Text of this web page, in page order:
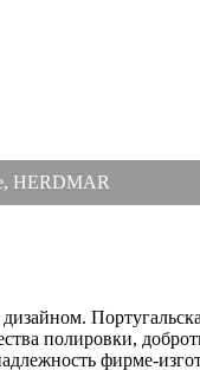
HERDMAR
полировки,
фирме-